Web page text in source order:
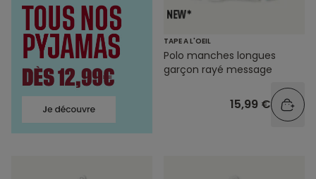
TAPE A L'OEIL
Polo manches longues
garçon rayé message
15,99 €